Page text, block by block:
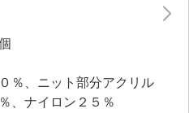
％、ニット部分アクリル
、ナイロン２５％